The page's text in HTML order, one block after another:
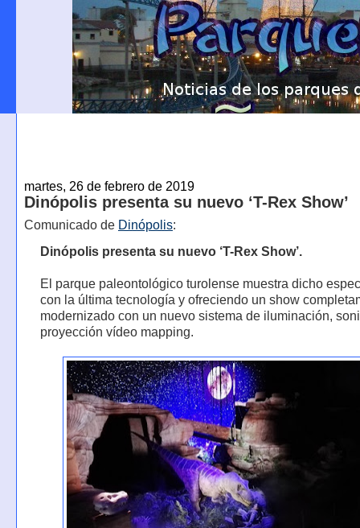
martes, 26 de febrero de 2019
Dinópolis presenta su nuevo ‘T-Rex Show’
Comunicado de Dinópolis:
Dinópolis presenta su nuevo ‘T-Rex Show’.
El parque paleontológico turolense muestra dicho
con la última tecnología y ofreciendo un show
modernizado con un nuevo sistema de iluminación,
proyección vídeo mapping.